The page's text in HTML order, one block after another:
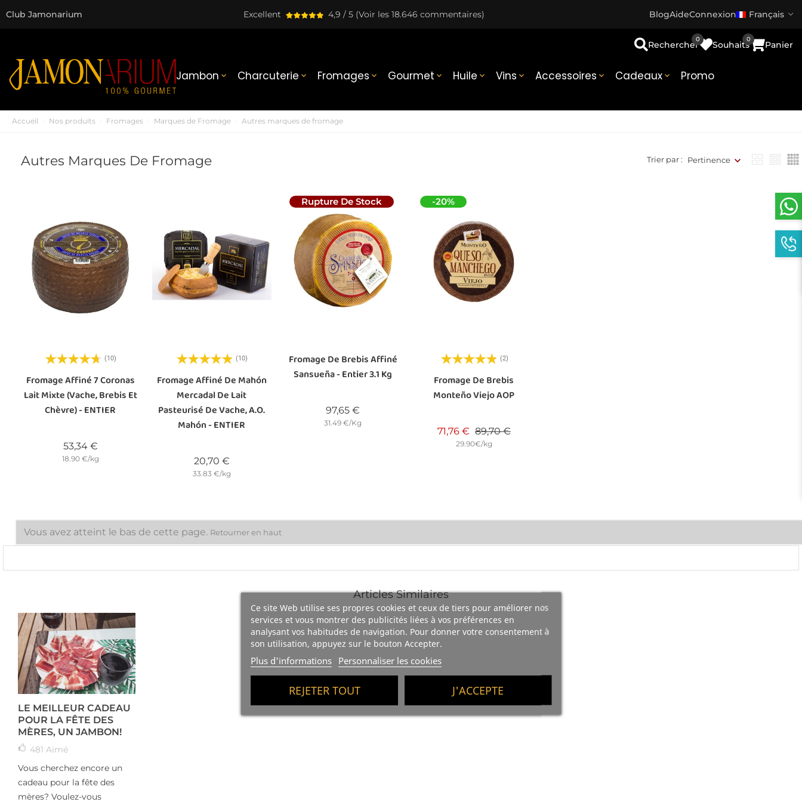
Ce site Web utilise ses propres cookies et ceux de tiers pour améliorer nos
services et vous montrer des publicités liées à vos préférences en
analysant vos habitudes de navigation. Pour donner votre consentement à
son utilisation, appuyez sur le bouton Accepter.
Plus d'informations Personnaliser les cookies
REJETER TOUT J'ACCEPTE
Club Jamonarium Excellent 4,9 / 5 (Voir les 18.646 commentaires) BlogAideConnexion Français
Jambon  Charcuterie  Fromages  Gourmet  Huile  Vins  Accessoires  Cadeaux  Promo
Rechercher Souhaits
0
Panier
0
Accueil Nos produits Fromages Marques de Fromage Autres marques de fromage
Autres Marques De Fromage Trier par : Pertinence
(10)
Fromage Affiné 7 Coronas
Lait Mixte (vache, Brebis Et
Chèvre) - ENTIER
53,34 €Prix
18.90 €/kg
(10)
Fromage Affiné De Mahón
Mercadal De Lait
Pasteurisé De Vache, A.O.
Mahón - ENTIER
20,70 €Prix
33.83 €/kg
Rupture De Stock
Fromage De Brebis Affiné
Sansueña - Entier 3.1 Kg
97,65 €
31.49 €/Kg
-20%
(2)
Fromage De Brebis
Monteño Viejo AOP
71,76 € Prix de base
89,70 €Prix
29.90€/kg
Vous avez atteint le bas de cette page. Retourner en haut
Articles Similaires
LE MEILLEUR CADEAU
POUR LA FÊTE DES
MÈRES, UN JAMBON!
481 Aimé
Vous cherchez encore un
cadeau pour la fête des
mères? Voulez-vous